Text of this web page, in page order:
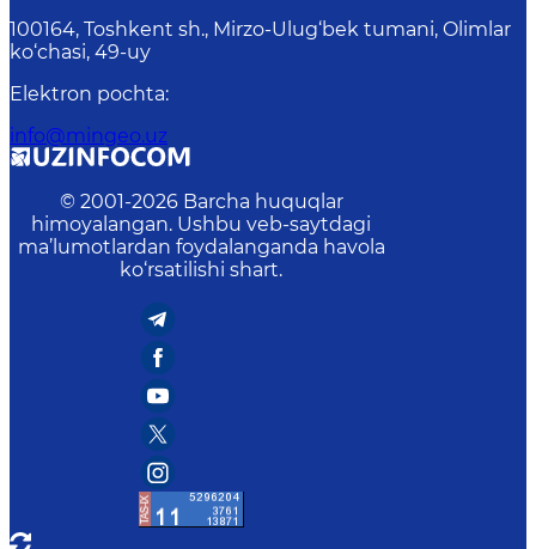
100164, Toshkent sh., Mirzo-Ulug‘bek tumani, Olimlar
ko‘chasi, 49-uy
Elektron pochta:
info@mingeo.uz
© 2001-2026 Barcha huquqlar
himoyalangan. Ushbu veb-saytdagi
ma’lumotlardan foydalanganda havola
ko‘rsatilishi shart.